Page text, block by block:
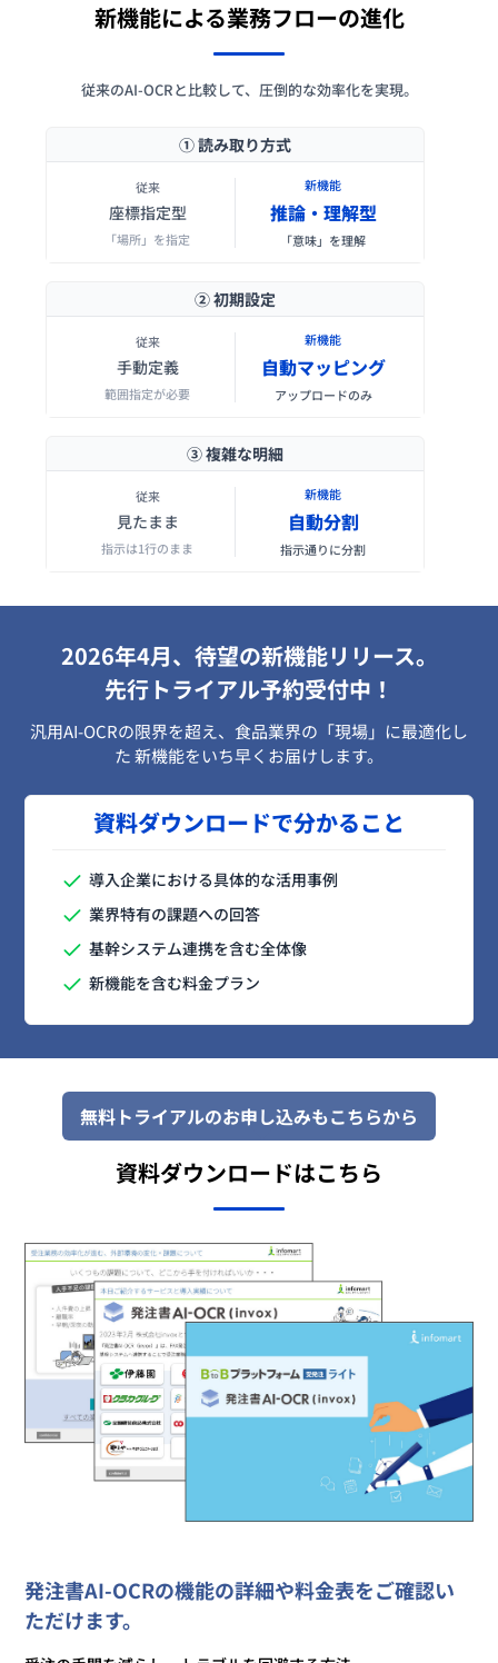
新機能による業務フローの進化
従来のAI-OCRと比較して、圧倒的な効率化を実現。
① 読み取り方式
従来
座標指定型
「場所」を指定
新機能
推論・理解型
「意味」を理解
② 初期設定
従来
手動定義
範囲指定が必要
新機能
自動マッピング
アップロードのみ
③ 複雑な明細
従来
見たまま
指示は1行のまま
新機能
自動分割
指示通りに分割
2026年4月、待望の新機能リリース。
先行トライアル予約受付中！
汎用AI-OCRの限界を超え、食品業界の「現場」に最適化し
た 新機能をいち早くお届けします。
資料ダウンロードで分かること
導入企業における具体的な活用事例
業界特有の課題への回答
基幹システム連携を含む全体像
新機能を含む料金プラン
無料トライアルのお申し込みもこちらから
資料ダウンロードはこちら
発注書AI-OCRの機能の詳細や料金表をご確認い
ただけます。